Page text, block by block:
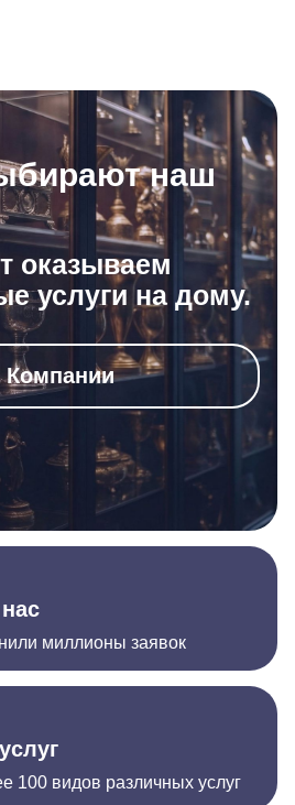
наш
оказываем
услуги на дому.
миллионы заявок
100 видов различных услуг